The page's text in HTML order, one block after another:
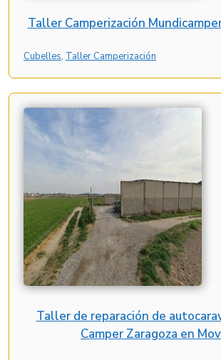
Taller Camperización
Cubelles, Taller Camperización
Taller de reparación de
Camper Zaragoza en